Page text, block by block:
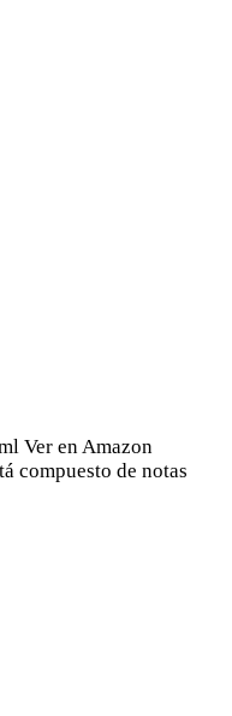
Ver en Amazon
compuesto de notas